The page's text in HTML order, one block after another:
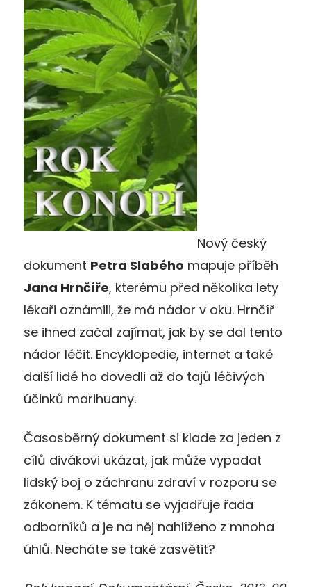
Nový český
dokument Petra Slabého mapuje příběh
Jana Hrnčíře, kterému před několika lety
lékaři oznámili, že má nádor v oku. Hrnčíř
se ihned začal zajímat, jak by se dal tento
nádor léčit. Encyklopedie, internet a také
další lidé ho dovedli až do tajů léčivých
účinků marihuany.
Časosběrný dokument si klade za jeden z
cílů divákovi ukázat, jak může vypadat
lidský boj o záchranu zdraví v rozporu se
zákonem. K tématu se vyjadřuje řada
odborníků a je na něj nahlíženo z mnoha
úhlů. Necháte se také zasvětit?